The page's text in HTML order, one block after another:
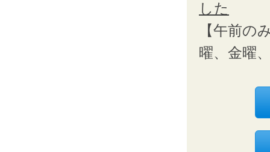
した
【午前の
曜、金曜